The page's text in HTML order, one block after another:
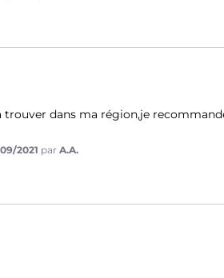
dans ma région,je
2021 par A.A.